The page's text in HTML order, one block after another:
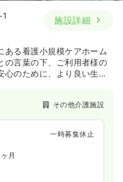
施設詳細
ある看護小規模ケアホーム
の言葉の下、ご利用者様の
心のために、より良い生活
提供し、地域福祉に貢献し
その他介護施設
一時募集休止
月